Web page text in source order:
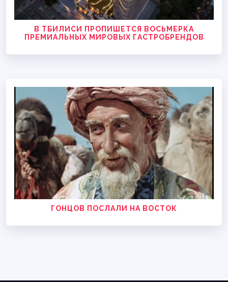
В ТБИЛИСИ ПРОПИШЕТСЯ ВОСЬМЕРКА
ПРЕМИАЛЬНЫХ МИРОВЫХ ГАСТРОБРЕНДОВ
ГОНЦОВ ПОСЛАЛИ НА ВОСТОК